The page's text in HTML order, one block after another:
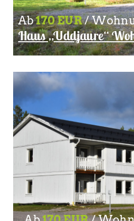
Ab170 EUR/
Haus „Uddjaure“